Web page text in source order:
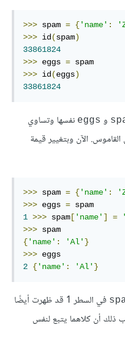
>>> spam = {'name' :
>>> id (spam)
33861824
>>> eggs =
>>> id (eggs)
33861824
و eggs نفسها وتساوي
القاموس. الآن وبتغيير قيمة
>>> spam = {'name' :
>>> eggs =
1 >>> spam [ 'name' ] =
>>>
{'name' : 'Al' }
>>>
2 {'name' : 'Al' }
في السطر 1 قد ظهرت أيضًا
2، وسبب ذلك أن كلاهما يتبع لنفس